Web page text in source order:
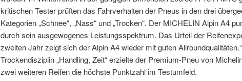
kritischen Tester prüften das Fahrverhalten der Pneus in den drei
Kategorien „Schnee“, „Nass“ und „Trocken“. Der MICHELIN Alpin A4
durch sein ausgewogenes Leistungsspektrum. Das Urteil der
zweiten Jahr zeigt sich der Alpin A4 wieder mit guten
Trockendisziplin „Handling, Zeit“ erzielte der Premium-Pneu von
zwei weiteren Reifen die höchste Punktzahl im Testumfeld.